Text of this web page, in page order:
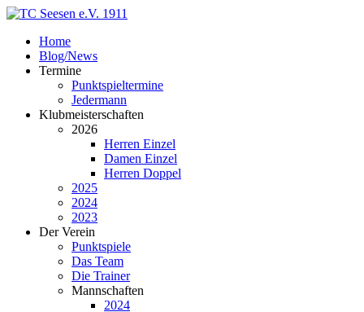
Home
Blog/News
Termine
Punktspieltermine
Jedermann
Klubmeisterschaften
2026
Herren Einzel
Damen Einzel
Herren Doppel
2025
2024
2023
Der Verein
Punktspiele
Das Team
Die Trainer
Mannschaften
2024